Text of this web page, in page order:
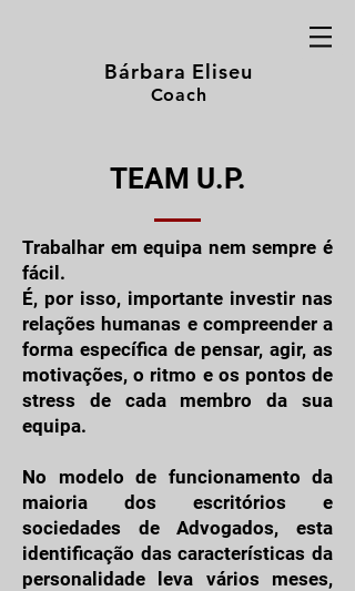
Bárbara Eliseu
Coach
TEAM U.P.
Trabalhar em equipa nem sempre é
fácil.
É, por isso, importante investir nas
relações humanas e compreender a
forma específica de pensar, agir, as
motivações, o ritmo e os pontos de
stress de cada membro da sua
equipa.
No modelo de funcionamento da
maioria dos escritórios e
sociedades de Advogados, esta
identificação das características da
personalidade leva vários meses,